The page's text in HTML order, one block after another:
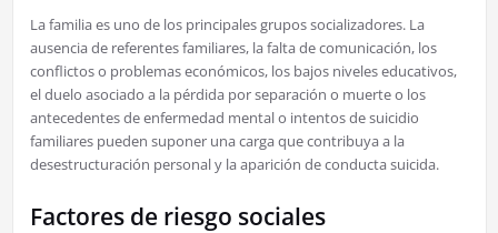
La familia es uno de los principales grupos socializadores. La
ausencia de referentes familiares, la falta de comunicación, los
conflictos o problemas económicos, los bajos niveles educativos,
el duelo asociado a la pérdida por separación o muerte o los
antecedentes de enfermedad mental o intentos de suicidio
familiares pueden suponer una carga que contribuya a la
desestructuración personal y la aparición de conducta suicida.
Factores de riesgo sociales